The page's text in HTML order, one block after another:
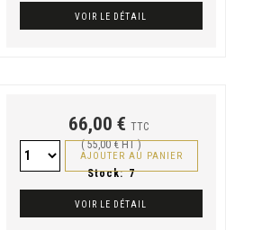
VOIR LE DÉTAIL
66,00 € TTC
( 55,00 € HT )
Stock: 7
AJOUTER AU PANIER
VOIR LE DÉTAIL